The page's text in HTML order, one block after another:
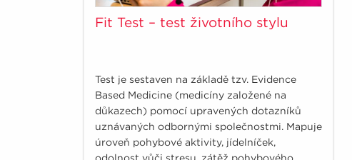
Fit Test – test životního stylu
Test je sestaven na základě tzv. Evidence
Based Medicine (medicíny založené na
důkazech) pomocí upravených dotazníků
uznávaných odbornými společnostmi. Mapuje
úroveň pohybové aktivity, jídelníček,